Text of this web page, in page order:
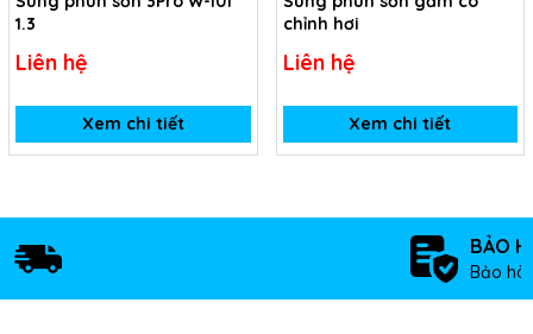
1.3
Liên hệ
Xem chi tiết
chỉnh hơi
Liên hệ
Xem chi tiết
BẢO
Bảo